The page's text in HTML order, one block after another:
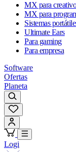
MX para
MX para
Sistemas
Ultimate Ears
Para gaming
Para empresa
Software
Ofertas
Planeta
Logi